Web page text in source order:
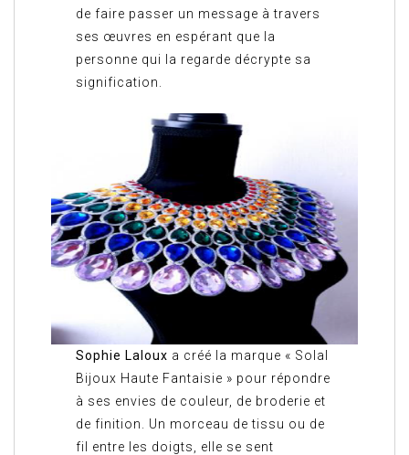
de faire passer un message à travers
ses œuvres en espérant que la
personne qui la regarde décrypte sa
signification.
Sophie Laloux a créé la marque « Solal
Bijoux Haute Fantaisie » pour répondre
à ses envies de couleur, de broderie et
de finition. Un morceau de tissu ou de
fil entre les doigts, elle se sent